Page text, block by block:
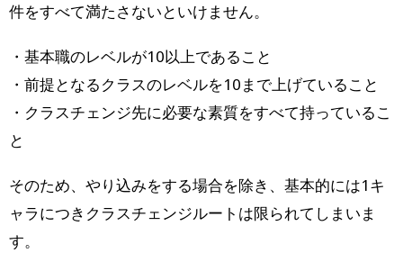
件をすべて満たさないといけません。
・基本職のレベルが10以上であること
・前提となるクラスのレベルを10まで上げていること
・クラスチェンジ先に必要な素質をすべて持っているこ
と
そのため、やり込みをする場合を除き、基本的には1キ
ャラにつきクラスチェンジルートは限られてしまいま
す。